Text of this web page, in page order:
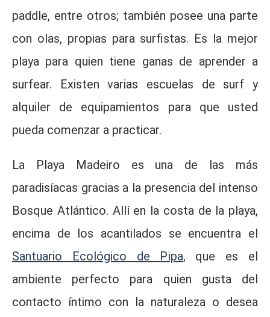
paddle, entre otros; también posee una parte
con olas, propias para surfistas. Es la mejor
playa para quien tiene ganas de aprender a
surfear. Existen varias escuelas de surf y
alquiler de equipamientos para que usted
pueda comenzar a practicar.
La Playa Madeiro es una de las más
paradisíacas gracias a la presencia del intenso
Bosque Atlántico. Allí en la costa de la playa,
encima de los acantilados se encuentra el
Santuario Ecológico de Pipa, que es el
ambiente perfecto para quien gusta del
contacto íntimo con la naturaleza o desea